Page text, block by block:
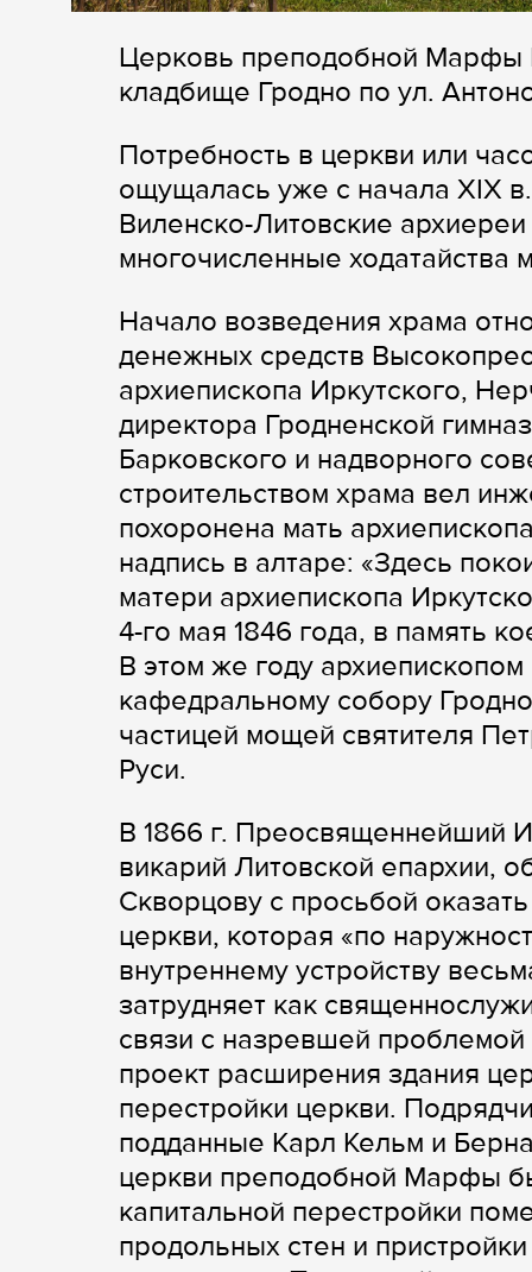
Церковь преподобной Марфы
кладбище Гродно по ул.
Потребность в церкви или
ощущалась уже с начала XIX
Виленско-Литовские
многочисленные ходатайства
Начало возведения храма
денежных средств
архиепископа Иркутского,
директора Гродненской
Барковского и надворного
строительством храма вел
похоронена мать
надпись в алтаре: «Здесь
матери архиепископа
4-го мая 1846 года, в память
В этом же году
кафедральному собору
частицей мощей святителя
Руси.
В 1866 г. Преосвященнейший
викарий Литовской епархии,
Скворцову с просьбой
церкви, которая «по
внутреннему устройству
затрудняет как
связи с назревшей проблемой
проект расширения здания
перестройки церкви.
подданные Карл Кельм и
церкви преподобной Марфы
капитальной перестройки
продольных стен и